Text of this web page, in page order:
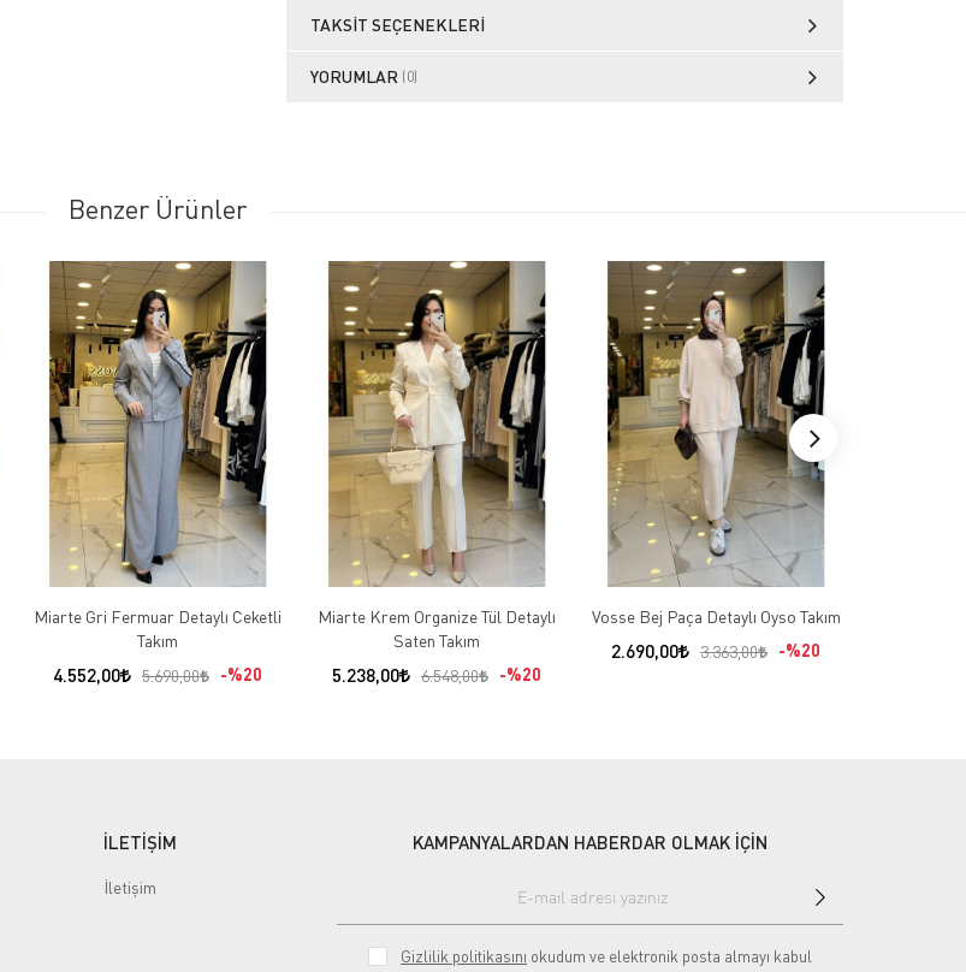
TAKSIT SEÇENEKLERI
YORUMLAR (0)
Benzer Ürünler
Miarte Gri Fermuar Detaylı Ceketli
Takım
4.552,00 5.690,00 %20
Miarte Krem Organize Tül Detaylı
Saten Takım
5.238,00 6.548,00 %20
Vosse Bej Paça Detaylı Oyso Takım
2.690,00 3.363,00 %20
İLETİŞİM
İletişim
KAMPANYALARDAN HABERDAR OLMAK İÇİN
Gizlilik politikasını okudum ve elektronik posta almayı kabul